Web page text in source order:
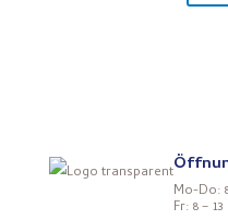
Mo-Do:
Fr: 8 –